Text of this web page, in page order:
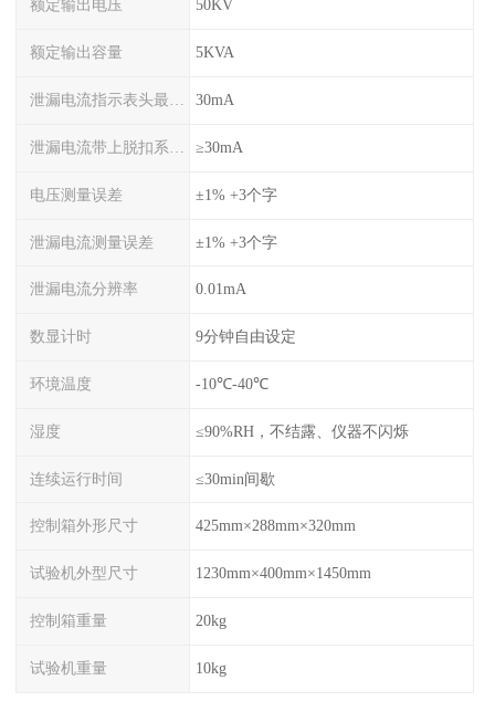
额定输出电压 50KV
额定输出容量 5KVA
30mA
≥30mA
电压测量误差 ±1% +3个字
泄漏电流测量误差 ±1% +3个字
泄漏电流分辨率 0.01mA
数显计时 9分钟自由设定
环境温度 -10℃-40℃
湿度 ≤90%RH，不结露、仪器不闪烁
连续运行时间 ≤30min间歇
控制箱外形尺寸 425mm×288mm×320mm
试验机外型尺寸 1230mm×400mm×1450mm
控制箱重量 20kg
试验机重量 10kg